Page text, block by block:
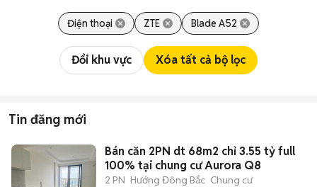
Điện thoại ZTE Blade A52
Đổi khu vực Xóa tất cả bộ lọc
Tin đăng mới
Bán căn 2PN dt 68m2 chỉ 3.55 tỷ full
100% tại chung cư Aurora Q8
2 PN Hướng Đông Bắc Chung cư